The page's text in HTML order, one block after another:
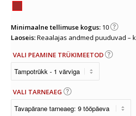
Minimaalne tellimuse kogus: 10
Laoseis:Reaalajas andmed puuduvad –
VALI PEAMINE TRÜKIMEETOD
VALI TARNEAEG